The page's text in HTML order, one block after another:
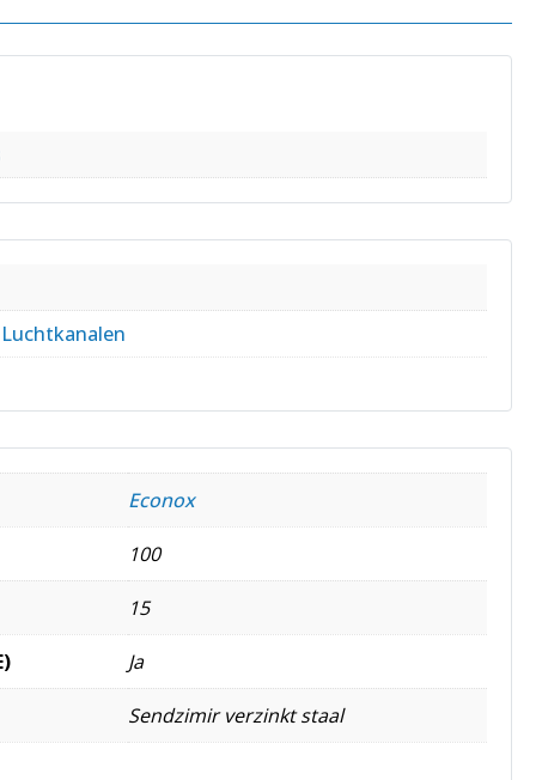
Luchtkanalen
Econox
100
15
Ja
Sendzimir verzinkt staal